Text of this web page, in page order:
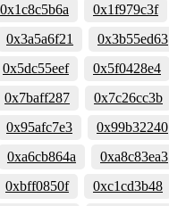
0x1c8c5b6a 0x1f979c3f
0x3a5a6f21
0x3b55ed63
0x5dc55eef
0x5f0428e4
0x7baff287
0x7c26cc3b
0x95afc7e3
0x99b32240
0xa6cb864a
0xa8c83ea3
0xbff0850f
0xc1cd3b48